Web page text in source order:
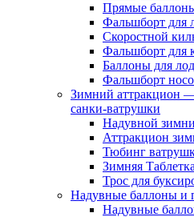
Прямые
Фальшборт для
Скоростной
Фальшборт для
Баллоны для
Фальшборт
Зимний аттракцион
санки-ватрушки
Надувной
Аттракцион
Тюбинг
Зимняя
Трос для
Надувные баллоны и
Надувные